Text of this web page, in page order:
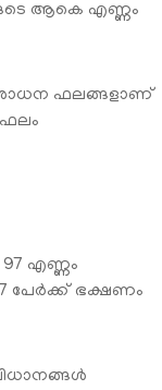
ആകെ എണ്ണം
ഫലങ്ങളാണ്
ഫലം
97 എണ്ണം
പേര്‍ക്ക് ഭക്ഷണം